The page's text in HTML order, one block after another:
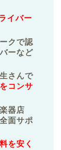
イバー
クで認
ーなど
さんで
コンサ
器店
面サポ
を安く